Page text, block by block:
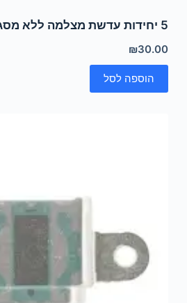
5 יחידות עדשת מצלמה ללא מסגרת גלקסי S7 EDGE
₪30.00
הוספה לסל